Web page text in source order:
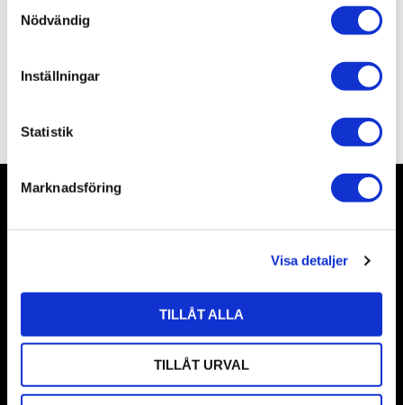
Nödvändig
Inställningar
Statistik
Marknadsföring
Visa detaljer
TILLÅT ALLA
TILLÅT URVAL
Nyhetsbrev
Prenumerera
Dina personuppgifter behandlas i enlighet med vårintegritetspolicy.